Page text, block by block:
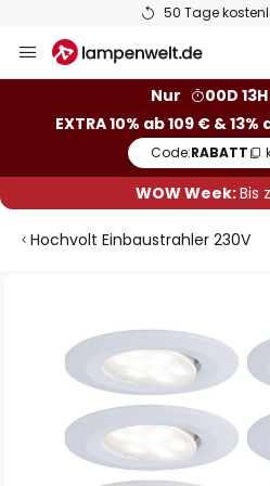
50 Tage
Inhalt
Nur
00D
EXTRA 10% ab 109 € & 13%
Code:RABATT
WOW Week:Bis
Hochvolt Einbaustrahler 230V
Bildgalerie